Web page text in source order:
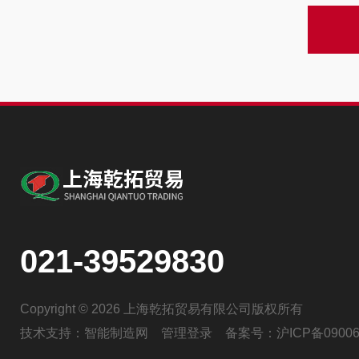
021-39529830
Copyright © 2026 上海乾拓贸易有限公司版权所有
技术支持： 智能制造网 管理登录 备案号： 沪ICP备